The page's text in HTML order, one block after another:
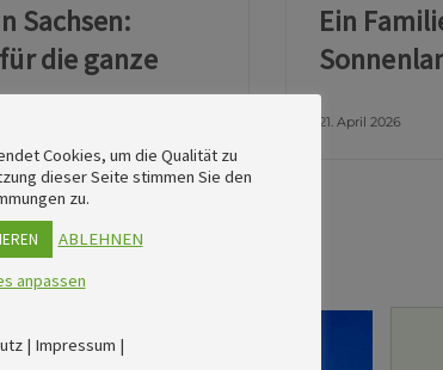
Sachsen:
die ganze
Ein
21. April 2026
Cookies, um die Qualität zu
dieser Seite stimmen Sie den
zu.
ABLEHNEN
anpassen
| Impressum |